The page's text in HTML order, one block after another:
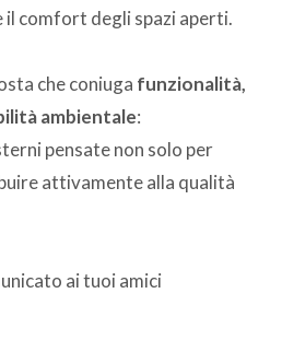
il comfort degli spazi aperti.
che coniuga funzionalità,
ambientale:
pensate non solo per
attivamente alla qualità
ai tuoi amici